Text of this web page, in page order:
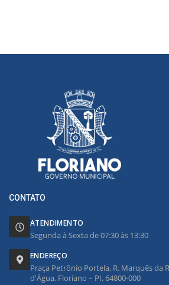
CONTATO
ATENDIMENTO
Segunda à Sexta de 07:30 às 13:30
ENDEREÇO
Praça Petrônio Portela, R. Marquês da
d'Água, Floriano – PI, 64800-000